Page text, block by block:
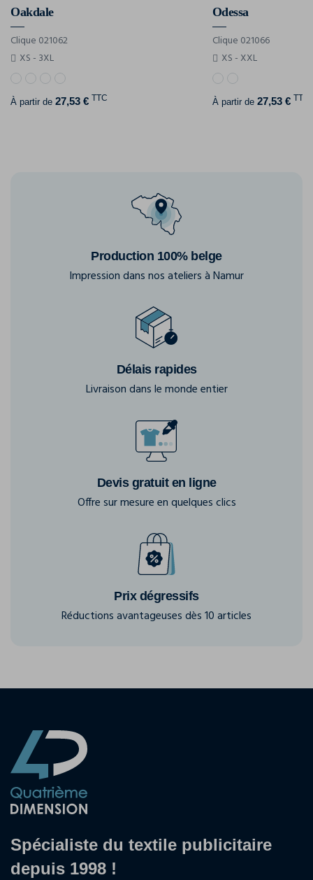
Oakdale
Clique 021062
XS - 3XL
À partir de 27,53 € TTC
Odessa
Clique 021066
XS - XXL
À partir de 27,53 € TTC
Production 100% belge
Impression dans nos ateliers à Namur
Délais rapides
Livraison dans le monde entier
Devis gratuit en ligne
Offre sur mesure en quelques clics
Prix dégressifs
Réductions avantageuses dès 10 articles
Spécialiste du textile publicitaire
depuis 1998 !